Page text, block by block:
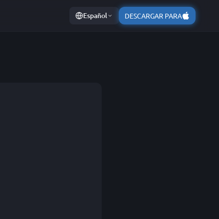
Español DESCARGAR PARA